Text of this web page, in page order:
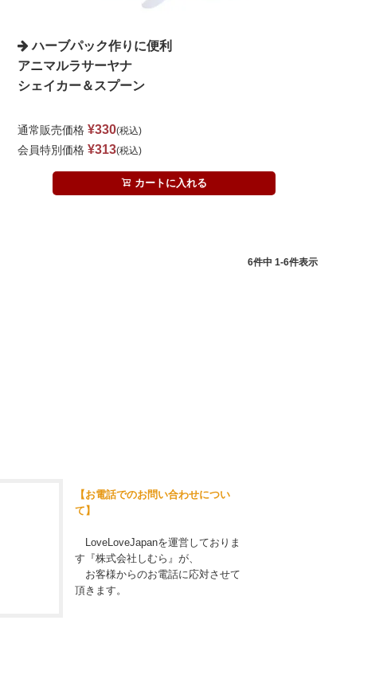
ハーブパック作りに便利
アニマルラサーヤナ
シェイカー＆スプーン
通常販売価格 ¥330 税込
会員特別価格 ¥313 税込
カートに入れる
6件中 1-6件表示
【お電話でのお問い合わせについ
て】
LoveLoveJapanを運営しておりま
す『株式会社しむら』が、
お客様からのお電話に応対させて
頂きます。